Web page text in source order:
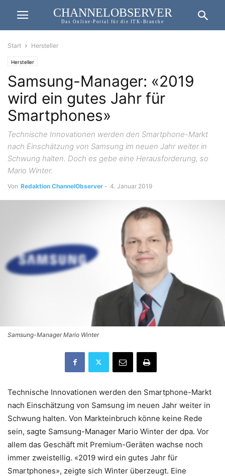
CHANNELOBSERVER
Das Online-Portal für die ITK-Branche
Start Hersteller
Hersteller
Samsung-Manager: «2019
wird ein gutes Jahr für
Smartphones»
Technische Innovationen werden den Smartphone-Markt
nach Einschätzung von Samsung im neuen Jahr weiter in
Schwung halten. Doch es gebe eine Herausforderung, so
Mario Winter.
Von Redaktion ChannelObserver - 4. Januar 2019
Samsung-Manager Mario Winter
Technische Innovationen werden den Smartphone-Markt
nach Einschätzung von Samsung im neuen Jahr weiter in
Schwung halten. Von Markteinbruch könne keine Rede
sein, sagte Samsung-Manager Mario Winter der dpa. Vor
allem das Geschäft mit Premium-Geräten wachse noch
immer zweistellig. «2019 wird ein gutes Jahr für
Smartphones», zeigte sich Winter überzeugt. Eine